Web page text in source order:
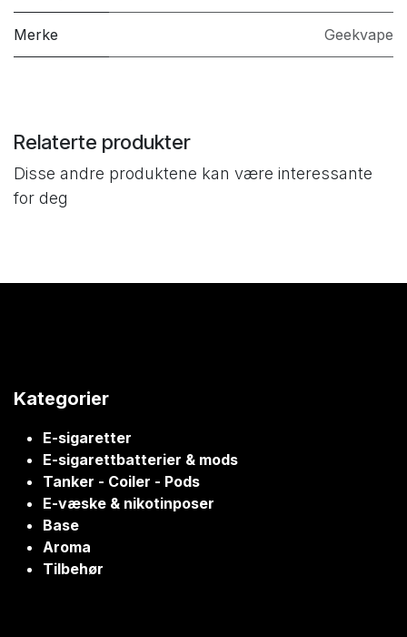
Merke Geekvape
Relaterte produkter
Disse andre produktene kan være interessante
for deg
Kategorier
E-sigaretter
E-sigarettbatterier & mods
Tanker - Coiler - Pods
E-væske & nikotinposer
Base
Aroma
Tilbehør